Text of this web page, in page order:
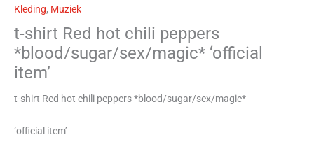
Kleding, Muziek
t-shirt Red hot chili peppers
*blood/sugar/sex/magic* ‘official
item’
t-shirt Red hot chili peppers *blood/sugar/sex/magic*
‘official item’